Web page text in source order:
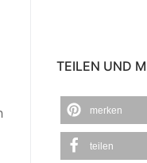
TEILEN UND
merken
teilen